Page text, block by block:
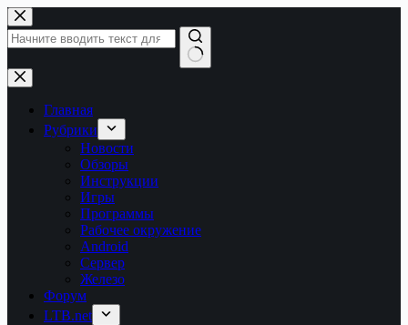
Перейти
к
сути
Ничего
не
найденоГлавная
Рубрики
Новости
Обзоры
Инструкции
Игры
Программы
Рабочее окружение
Android
Сервер
Железо
Форум
LTB.net